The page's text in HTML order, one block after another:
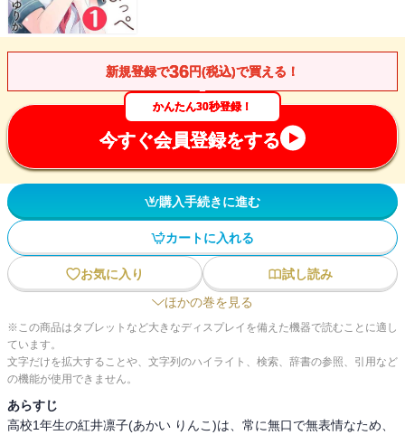
新規登録で36円(税込)で買える！
かんたん30秒登録！
今すぐ会員登録をする
購入手続きに進む
カートに入れる
お気に入り
試し読み
ほかの巻を見る
※この商品はタブレットなど大きなディスプレイを備えた機器で読むことに適し
ています。
文字だけを拡大することや、文字列のハイライト、検索、辞書の参照、引用など
の機能が使用できません。
あらすじ
高校1年生の紅井凛子(あかい りんこ)は、常に無口で無表情なため、